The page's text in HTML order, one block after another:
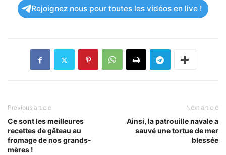
Rejoignez nous pour toutes les vidéos en live !
Previous article
Ce sont les meilleures
recettes de gâteau au
fromage de nos grands-
mères !
Next article
Ainsi, la patrouille navale a
sauvé une tortue de mer
blessée